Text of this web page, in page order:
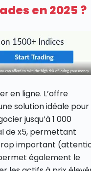
en 2025 ?
en ligne. L’offre
solution idéale pour
jusqu’à 1 000
de x5, permettant
trop important
également le